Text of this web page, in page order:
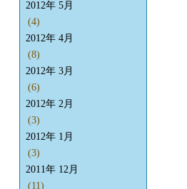
2012年 5月
(4)
2012年 4月
(8)
2012年 3月
(6)
2012年 2月
(3)
2012年 1月
(3)
2011年 12月
(11)